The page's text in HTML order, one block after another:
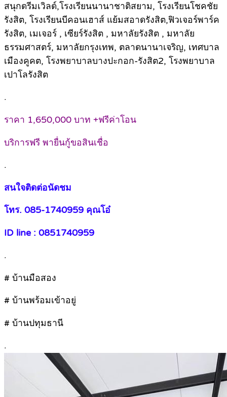
สนุกดรีมเวิลด์,โรงเรียนนานาชาติสยาม, โรงเรียนโชคชัย
รังสิต, โรงเรียนบีคอนเฮาส์ แย้มสอาดรังสิต,ฟิวเจอร์พาร์ค
รังสิต, เมเจอร์ , เซียร์รังสิต , มหาลัยรังสิต , มหาลัย
ธรรมศาสตร์, มหาลัยกรุงเทพ, ตลาดนานาเจริญ, เทศบาล
เมืองคูคต, โรงพยาบาลบางปะกอก-รังสิต2, โรงพยาบาล
เปาโลรังสิต
.
ราคา 1,650,000 บาท +ฟรีค่าโอน
บริการฟรี พายื่นกู้ขอสินเชื่อ
.
สนใจติดต่อนัดชม
โทร. 085-1740959 คุณโอ๋
ID line : 0851740959
.
# บ้านมือสอง
# บ้านพร้อมเข้าอยู่
# บ้านปทุมธานี
.